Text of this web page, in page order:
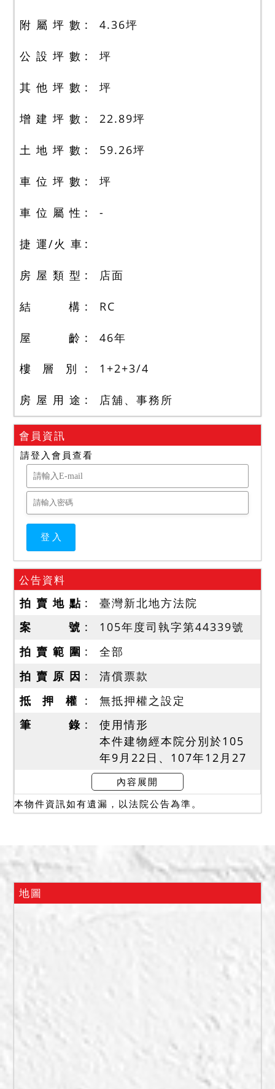
附 屬 坪 數 4.36坪
公 設 坪 數 坪
其 他 坪 數 坪
增 建 坪 數 22.89坪
土 地 坪 數 59.26坪
車 位 坪 數 坪
車 位 屬 性 -
捷 運/火 車
房 屋 類 型 店面
結 構 RC
屋 齡 46年
樓 層 別 1+2+3/4
房 屋 用 途 店舖、事務所
會員資訊
請登入會員查看
公告資料
拍 賣 地 點
臺灣新北地方法院
案 號
105年度司執字第44339號
拍 賣 範 圍
全部
拍 賣 原 因
清償票款
抵 押 權
無抵押權之設定
筆 錄
使用情形
本件建物經本院分別於105
年9月22日、107年12月27
日現場履勘，編號1之建物現
由第三人劉0興出租予第三人
劉0信占有使用中，租賃期間
人劉0興出租予第三人潘0濱
占有使用中，原租賃期間自
日止，租期屆滿後繼續租
有使用中，租賃期間自76年
9月5日起至99年1月4日止，
債務人之清算人陳報，已向
訴訟尚未終結等語。本件拍
內容展開
本物件資訊如有遺漏，以法院公告為準。
地圖